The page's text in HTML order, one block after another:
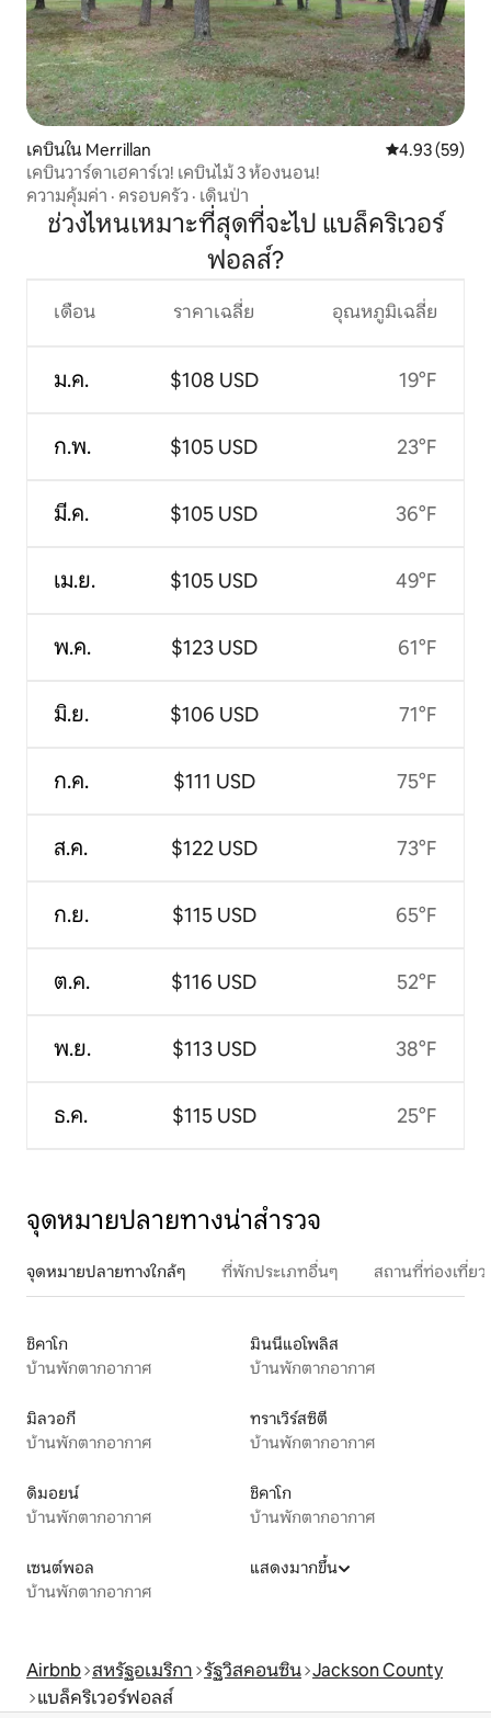
เคบินใน Merrillan คะแนนเฉลี่ย
4.93 (59)
เคบินวาร์ดาเฮคาร์เว! เคบินไม้ 3 ห้องนอน!
ความคุ้มค่า · ครอบครัว · เดินป่า
ช่วงไหนเหมาะที่สุดที่จะไป แบล็คริเวอร์
ฟอลส์?
เดือน
ม.ค.
ก.พ.
มี.ค.
เม.ย.
พ.ค.
มิ.ย.
ก.ค.
ส.ค.
ก.ย.
ต.ค.
พ.ย.
ธ.ค.
ราคาเฉลี่ย
$108 USD
$105 USD
$105 USD
$105 USD
$123 USD
$106 USD
$111 USD
$122 USD
$115 USD
$116 USD
$113 USD
$115 USD
อุณหภูมิเฉลี่ย
19°F
23°F
36°F
49°F
61°F
71°F
75°F
73°F
65°F
52°F
38°F
25°F
จุดหมายปลายทางน่าสำรวจ
จุดหมายปลายทางใกล้ๆ ที่พักประเภทอื่นๆ สถานที่ท่องเที่ย
ชิคาโก
บ้านพักตากอากาศ
มินนีแอโพลิส
บ้านพักตากอากาศ
มิลวอกี
บ้านพักตากอากาศ
ทราเวิร์สซิตี
บ้านพักตากอากาศ
ดิมอยน์
บ้านพักตากอากาศ
ชิคาโก
บ้านพักตากอากาศ
เซนต์พอล
บ้านพักตากอากาศ
แสดงมากขึ้น
Airbnb สหรัฐอเมริกา รัฐวิสคอนซิน Jackson County
แบล็คริเวอร์ฟอลส์